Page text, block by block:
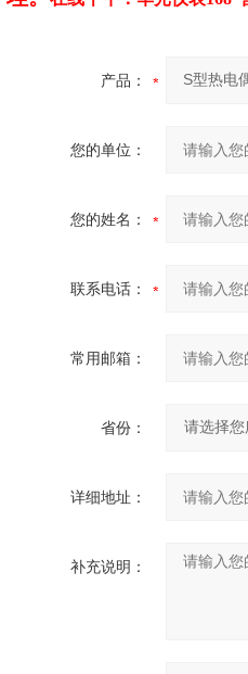
产品：
您的单位：
您的姓名：
联系电话：
常用邮箱：
省份：
详细地址：
补充说明：